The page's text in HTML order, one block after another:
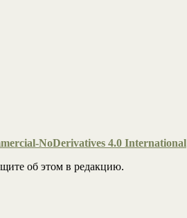
NoDerivatives 4.0 International
об этом в редакцию.